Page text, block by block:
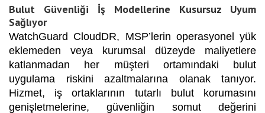
Bulut Güvenliği İş Modellerine Kusursuz Uyum
Sağlıyor
WatchGuard CloudDR, MSP’lerin operasyonel yük
eklemeden veya kurumsal düzeyde maliyetlere
katlanmadan her müşteri ortamındaki bulut
uygulama riskini azaltmalarına olanak tanıyor.
Hizmet, iş ortaklarının tutarlı bulut korumasını
genişletmelerine, güvenliğin somut değerini